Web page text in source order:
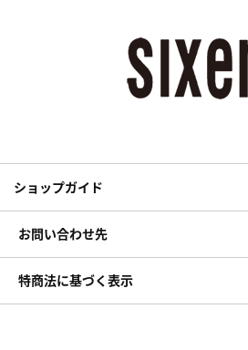
ショップガイド
お問い合わせ先
特商法に基づく表示